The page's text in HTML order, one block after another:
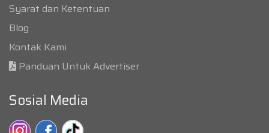
Syarat dan Ketentuan
Blog
Kontak Kami
Panduan Untuk Advertiser
Sosial Media